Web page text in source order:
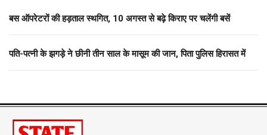
बस ऑपरेटरों की हड़ताल स्थगित, 10 अगस्त से बढ़े किराए पर चलेंगी बसें
पति-पत्नी के झगड़े ने छीनी तीन साल के मासूम की जान, पिता पुलिस हिरासत में